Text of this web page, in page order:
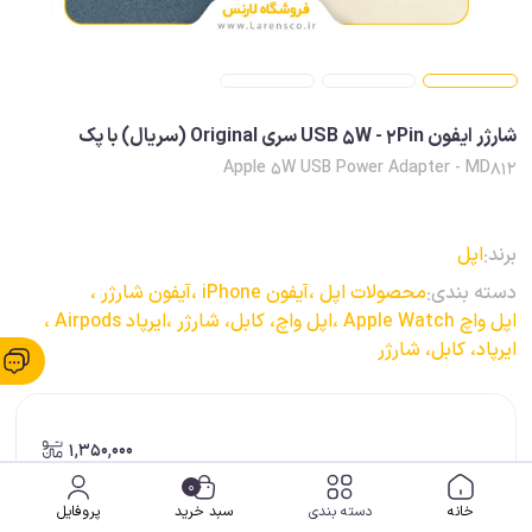
شارژر ایفون USB 5W - 2Pin سری Original (سريال) با پک
Apple 5W USB Power Adapter - MD812
برند:اپل
دسته بندی:محصولات اپل ،آیفون iPhone ،
آیفون شارژر ،
اپل واچ Apple Watch ،
اپل واچ، کابل، شارژر ،ایرپاد Airpods ،
ایرپاد، کابل، شارژر
1,350,000
پروفایل
0
سبد خرید دسته بندی خانه